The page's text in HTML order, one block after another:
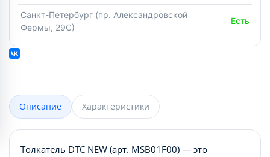
Санкт-Петербург (пр. Александровской
Фермы, 29С)
Есть
Описание Характеристики
Толкатель DTC NEW (арт. MSB01F00) — это